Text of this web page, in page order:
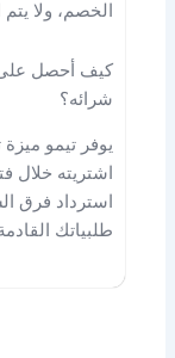
الخصم، ولا
كيف أحصل على
شرائه؟
يوفر تيمو
استرداد فرق
طلبياتك